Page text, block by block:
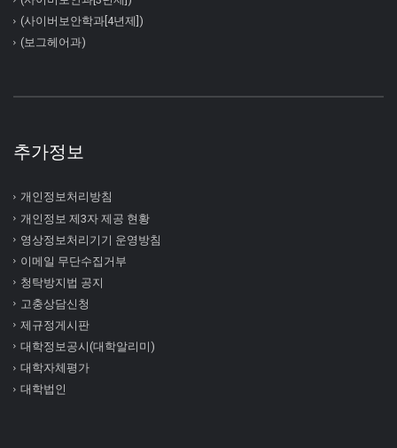
(사이버보안학과[4년제])
(보그헤어과)
추가정보
개인정보처리방침
개인정보 제3자 제공 현황
영상정보처리기기 운영방침
이메일 무단수집거부
청탁방지법 공지
고충상담신청
제규정게시판
대학정보공시(대학알리미)
대학자체평가
대학법인